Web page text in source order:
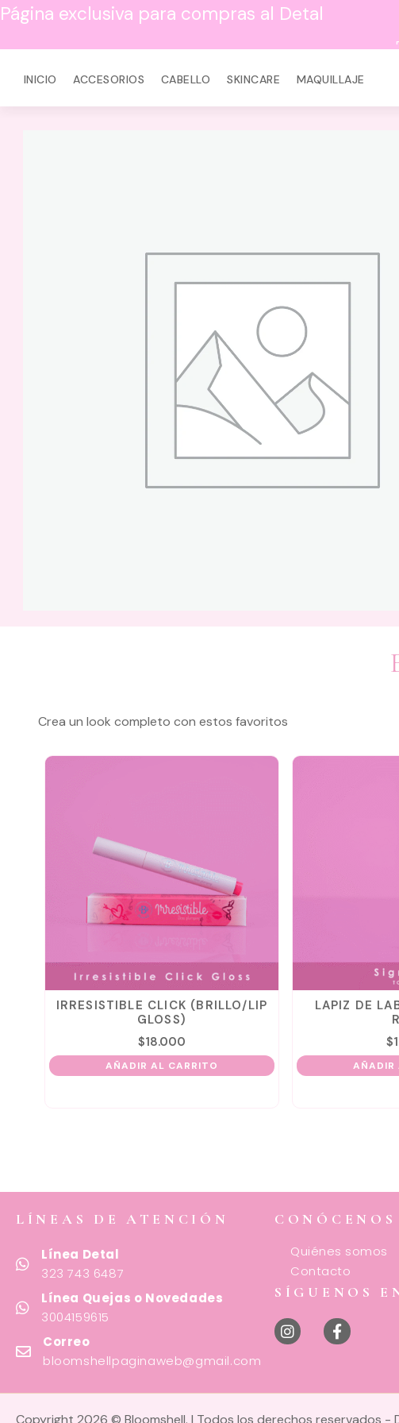
Página exclusiva para compras al Detal
INICIO ACCESORIOS CABELLO SKINCARE MAQUILLAJE
Crea un look completo con estos favoritos
IRRESISTIBLE CLICK (BRILLO/LIP
GLOSS)
$18.000
AÑADIR AL CARRITO
LAPIZ DE
$
AÑADIR
LÍNEAS DE ATENCIÓN
Línea Detal
323 743 6487
Línea Quejas o Novedades
3004159615
Correo
bloomshellpaginaweb@gmail.com
CONÓCENOS
Quiénes somos
Contacto
SÍGUENOS
Copyright 2026 © Bloomshell. | Todos los derechos reservados -